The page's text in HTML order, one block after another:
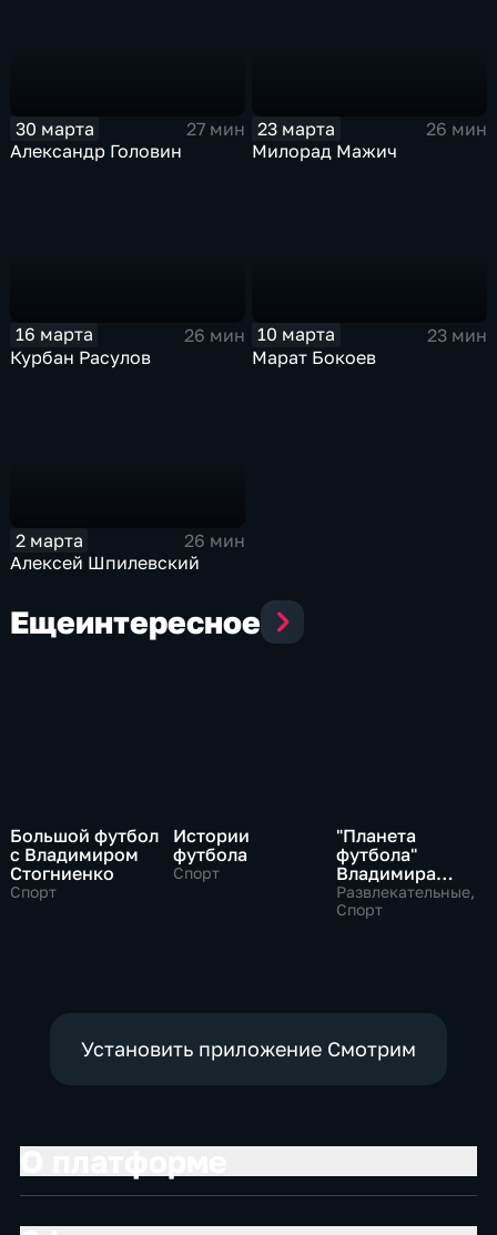
30 марта
27 мин
Александр Головин
23 марта
26 мин
Милорад Мажич
16 марта
26 мин
Курбан Расулов
10 марта
23 мин
Марат Бокоев
2 марта
26 мин
Алексей Шпилевский
Ещеинтересное
Большой футбол
с Владимиром
Стогниенко
Спорт
Истории
футбола
Спорт
"Планета
футбола"
Владимира
Стогниенко
Развлекательные,
Спорт
Установить приложение Смотрим